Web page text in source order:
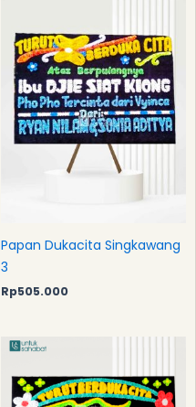
Papan Dukacita Singkawang
3
Rp505.000